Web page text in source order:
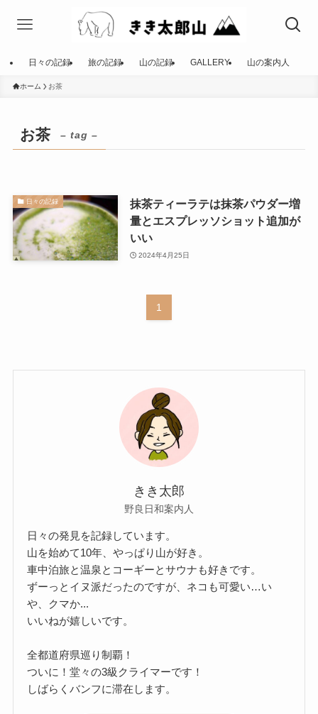
日々の記録 旅の記録 山の記録 GALLERY 山の案内人
ホーム お茶
お茶 – tag –
日々の記録
抹茶ティーラテは抹茶パウダー増
量とエスプレッソショット追加が
いい
2024年4月25日
1
きき太郎
野良日和案内人
日々の発見を記録しています。
山を始めて10年、やっぱり山が好き。
車中泊旅と温泉とコーギーとサウナも好きです。
ずーっとイヌ派だったのですが、ネコも可愛い…い
や、クマか...
いいねが嬉しいです。
全都道府県巡り制覇！
ついに！堂々の3級クライマーです！
しばらくバンフに滞在します。